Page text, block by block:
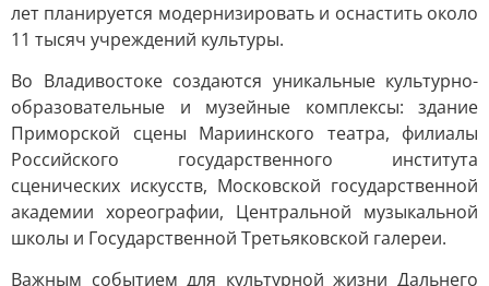
лет планируется модернизировать и оснастить около
11 тысяч учреждений культуры.
Во Владивостоке создаются уникальные культурно-
образовательные и музейные комплексы: здание
Приморской сцены Мариинского театра, филиалы
Российского государственного института
сценических искусств, Московской государственной
академии хореографии, Центральной музыкальной
школы и Государственной Третьяковской галереи.
Важным событием для культурной жизни Дальнего